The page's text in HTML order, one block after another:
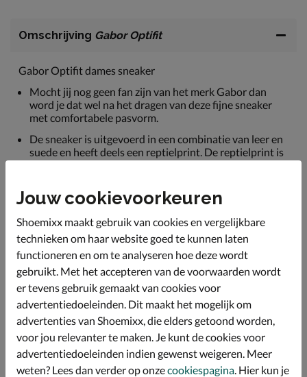
Omschrijving Gabor Optifit
Gabor Optifit dames sneaker
Mocht jij nog geen fan zijn van het merk Gabor dan
word je dat wel na het dragen van deze fijne sneaker
met comfortabele pasvorm.
De sneaker is uitgevoerd in een combinatie van leer en
suede en heeft deels een reptielprint. De reptielprint is
Heeft een binnenvoering en een voetbed van leer
Met een bruikbare rits over de voorvoet voor nog meer
instapruimte.
De loopzool is van rubber en geeft jou een stevige grip.
De vorm van de zool zorgt voor een betere afwikkeling
van de voet.
Met modieuze brede veters!
Specificaties
Jouw cookievoorkeuren
Shoemixx maakt gebruik van cookies en vergelijkbare
technieken om haar website goed te kunnen laten
functioneren en om te analyseren hoe deze wordt
gebruikt. Met het accepteren van de voorwaarden wordt
er tevens gebruik gemaakt van cookies voor
advertentiedoeleinden. Dit maakt het mogelijk om
advertenties van Shoemixx, die elders getoond worden,
voor jou relevanter te maken. Je kunt de cookies voor
advertentiedoeleinden indien gewenst weigeren. Meer
weten? Lees dan verder op onzecookiespagina. Hier kun je